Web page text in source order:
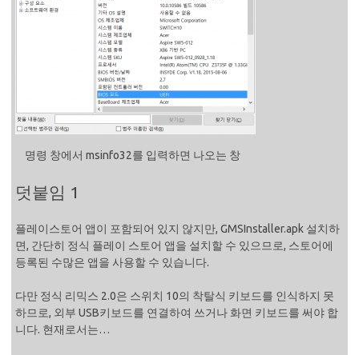
명령 창에서 msinfo32를 입력하면 나오는 창
덧붙임 1
플레이스토어 앱이 포함되어 있지 않지만, GMSInstaller.apk 설치하
면, 간단히 정식 플레이 스토어 앱을 설치할 수 있으므로, 스토어에
등록된 수많은 앱을 사용할 수 있습니다.
다만 정식 리믹스 2.0은 스위치 10의 착탈식 키보드를 인식하지 못
하므로, 외부 USB키보드를 연결하여 쓰거나 화면 키보드를 써야 합
니다. 현재로서는…